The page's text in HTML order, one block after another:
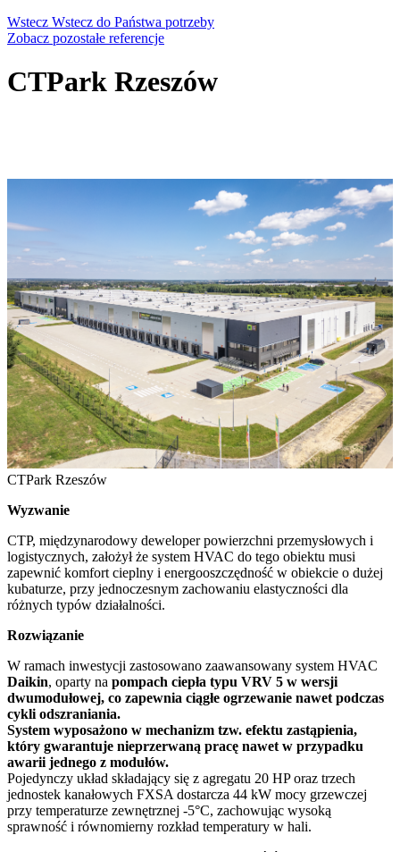
Wstecz Wstecz do Państwa potrzeby
Zobacz pozostałe referencje
CTPark Rzeszów
CTPark Rzeszów
Wyzwanie
CTP, międzynarodowy deweloper powierzchni przemysłowych i
logistycznych, założył że system HVAC do tego obiektu musi
zapewnić komfort cieplny i energooszczędność w obiekcie o dużej
kubaturze, przy jednoczesnym zachowaniu elastyczności dla
różnych typów działalności.
Rozwiązanie
W ramach inwestycji zastosowano zaawansowany system HVAC
Daikin, oparty na pompach ciepła typu VRV 5 w wersji
dwumodułowej, co zapewnia ciągłe ogrzewanie nawet podczas
cykli odszraniania.
System wyposażono w mechanizm tzw. efektu zastąpienia,
który gwarantuje nieprzerwaną pracę nawet w przypadku
awarii jednego z modułów.
Pojedynczy układ składający się z agregatu 20 HP oraz trzech
jednostek kanałowych FXSA dostarcza 44 kW mocy grzewczej
przy temperaturze zewnętrznej -5°C, zachowując wysoką
sprawność i równomierny rozkład temperatury w hali.